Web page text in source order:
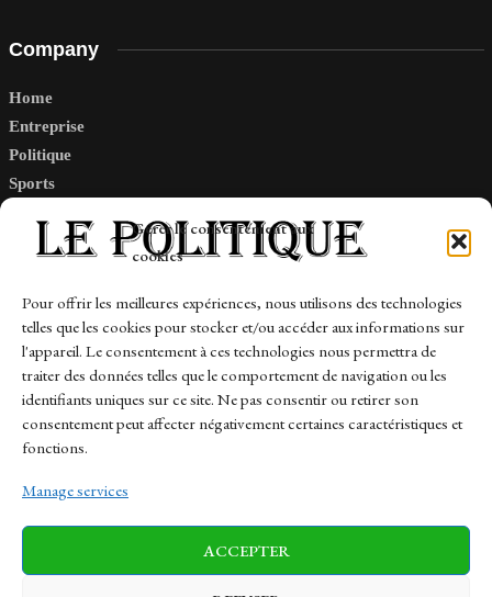
Gérer le consentement aux
cookies
Pour offrir les meilleures expériences, nous utilisons des technologies
telles que les cookies pour stocker et/ou accéder aux informations sur
l'appareil. Le consentement à ces technologies nous permettra de
traiter des données telles que le comportement de navigation ou les
identifiants uniques sur ce site. Ne pas consentir ou retirer son
consentement peut affecter négativement certaines caractéristiques et
fonctions.
Manage services
ACCEPTER
Company
Home
Entreprise
Politique
Sports
Links
Contact
Sitemap
News Finance-Marches Politics
Business Tech Health Sports Travel